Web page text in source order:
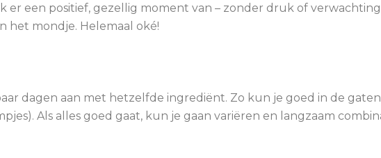
er een positief, gezellig moment van – zonder druk of
het mondje. Helemaal oké!
dagen aan met hetzelfde ingrediënt. Zo kun je goed in de
Als alles goed gaat, kun je gaan variëren en langzaam